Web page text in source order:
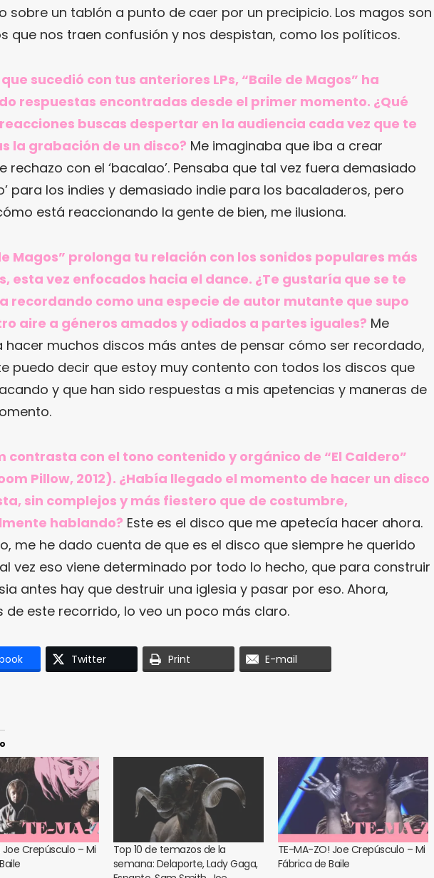
sobre un tablón a punto de caer por un precipicio. Los magos son
que nos traen confusión y nos despistan, como los políticos.
sucedió con tus anteriores LPs, “Baile de Magos” ha
respuestas encontradas desde el primer momento. ¿Qué
buscas despertar en la audiencia cada vez que te
la grabación de un disco? Me imaginaba que iba a crear
rechazo con el ‘bacalao’. Pensaba que tal vez fuera demasiado
para los indies y demasiado indie para los bacaladeros, pero
está reaccionando la gente de bien, me ilusiona.
Magos” prolonga tu relación con los sonidos populares más
esta vez enfocados hacia el dance. ¿Te gustaría que se te
recordando como una especie de autor mutante que supo
aire a géneros amados y odiados a partes iguales? Me
hacer muchos discos más antes de pensar cómo ser recordado,
puedo decir que estoy muy contento con todos los discos que
y que han sido respuestas a mis apetencias y maneras de
contrasta con el tono contenido y orgánico de “El Caldero”
Pillow, 2012). ¿Había llegado el momento de hacer un disco
sin complejos y más fiestero que de costumbre,
hablando? Este es el disco que me apetecía hacer ahora.
me he dado cuenta de que es el disco que siempre he querido
vez eso viene determinado por todo lo hecho, que para construir
antes hay que destruir una iglesia y pasar por eso. Ahora,
de este recorrido, lo veo un poco más claro.
Twitter Print E-mail
Joe Crepúsculo – Mi
Top 10 de temazos de la
semana: Delaporte, Lady Gaga,
TE-MA-ZO! Joe Crepúsculo – Mi
Fábrica de Baile